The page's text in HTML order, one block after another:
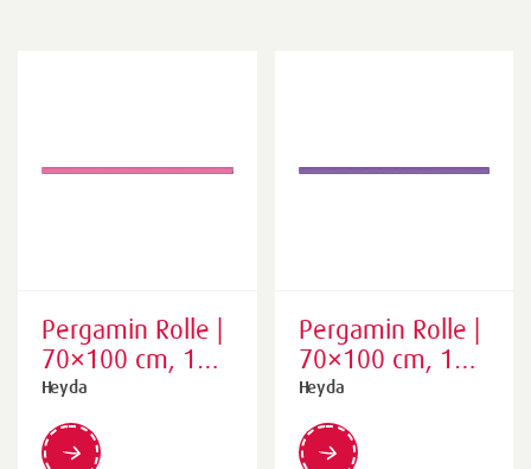
Pergamin Rolle |
70×100 cm, 100
cm, 42 g/m²,
pink
Heyda
Pergamin Rolle |
70×100 cm, 100
cm, 42 g/m²,
hellviolett
Heyda